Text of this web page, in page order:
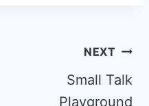
NEXT
Small Talk
Playground